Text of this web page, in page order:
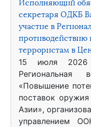
Исполняющий
секретаря ОДКБ
участие в
противодействию
террористам в
15 июля
Региональная
«Повышение
поставок
Азии»,
управлением